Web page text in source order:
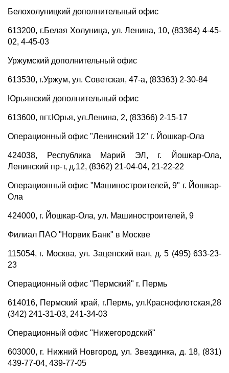
Белохолуницкий дополнительный офис
613200, г.Белая Холуница, ул. Ленина, 10, (83364) 4-45-
02, 4-45-03
Уржумский дополнительный офис
613530, г.Уржум, ул. Советская, 47-а, (83363) 2-30-84
Юрьянский дополнительный офис
613600, пгт.Юрья, ул.Ленина, 2, (83366) 2-15-17
Операционный офис "Ленинский 12" г. Йошкар-Ола
424038, Республика Марий ЭЛ, г. Йошкар-Ола,
Ленинский пр-т, д.12, (8362) 21-04-04, 21-22-22
Операционный офис "Машиностроителей, 9" г. Йошкар-
Ола
424000, г. Йошкар-Ола, ул. Машиностроителей, 9
Филиал ПАО "Норвик Банк" в Москве
115054, г. Москва, ул. Зацепский вал, д. 5 (495) 633-23-
23
Операционный офис "Пермский" г. Пермь
614016, Пермский край, г.Пермь, ул.Краснофлотская,28
(342) 241-31-03, 241-34-03
Операционный офис "Нижегородский"
603000, г. Нижний Новгород, ул. Звездинка, д. 18, (831)
439-77-04, 439-77-05